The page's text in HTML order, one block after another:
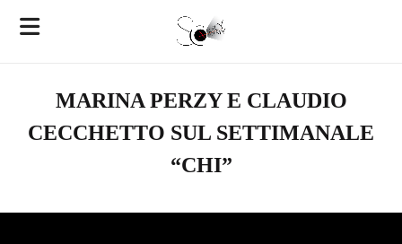
MARINA PERZY E CLAUDIO
CECCHETTO SUL SETTIMANALE
“CHI”